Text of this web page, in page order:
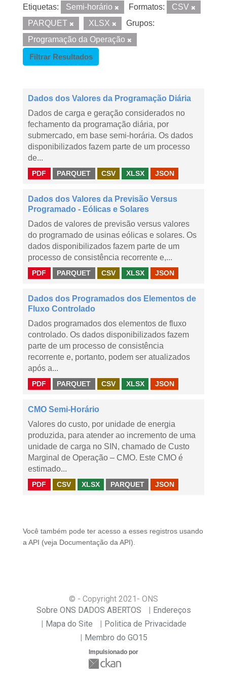
Etiquetas: Semi-horário Formatos:
CSV
PARQUET
XLSX
Grupos:
Programação da Operação
Filtrar Resultados
Dados dos Valores da Programação Diária
Dados de carga e geração considerados no
fechamento da programação diária, por
submercado, em base semi-horária. Os dados
disponibilizados fazem parte de um processo
de...
PDF PARQUET CSV XLSX JSON
Dados dos Valores da Previsão Versus
Programado - Eólicas e Solares
Dados de valores de previsão versus valores
do programado de usinas eólicas e solares. Os
dados disponibilizados fazem parte de um
processo de consistência recorrente e,...
PDF PARQUET CSV XLSX JSON
Dados dos Programados dos Elementos de
Fluxo Controlado
Dados programados dos elementos de fluxo
controlado. Os dados disponibilizados fazem
parte de um processo de consistência
recorrente e, portanto, podem ser atualizados
após a...
PDF PARQUET CSV XLSX JSON
CMO Semi-Horário
Valores do custo, por unidade de energia
produzida, para atender ao incremento de uma
unidade de carga no SIN, chamado de Custo
Marginal de Operação – CMO. Este CMO é
estimado...
PDF CSV XLSX PARQUET JSON
Você também pode ter acesso a esses registros usando
a API (veja Documentação da API ).
© - Copyright 2021 - ONS
Sobre ONS DADOS ABERTOS
Endereços
Mapa do Site
Politica de Privacidade
Membro do GO15
Impulsionado por